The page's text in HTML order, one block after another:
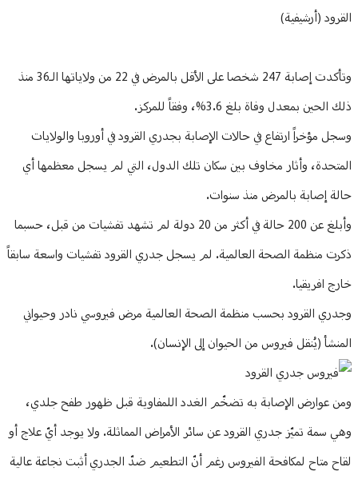
وتأكدت إصابة 247 شخصا على الأقل بالمرض في 22 من ولاياتها الـ36 منذ
ذلك الحين بمعدل وفاة بلغ 3.6%، وفقاً للمركز.
وسجل مؤخراً ارتفاع في حالات الإصابة بجدري القرود في أوروبا والولايات
المتحدة، وأثار مخاوف بين سكان تلك الدول، التي لم يسجل معظمها أي
حالة إصابة بالمرض منذ سنوات.
وأبلغ عن 200 حالة في أكثر من 20 دولة لم تشهد تفشيات من قبل، حسبما
ذكرت منظمة الصحة العالمية. لم يسجل جدري القرود تفشيات واسعة سابقاً
خارج افريقيا.
وجدري القرود بحسب منظمة الصحة العالمية مرض فيروسي نادر وحيواني
المنشأ (يُنقل فيروس من الحيوان إلى الإنسان).
ومن عوارض الإصابة به تضخّم الغدد اللمفاوية قبل ظهور طفح جلدي،
وهي سمة تميّز جدري القرود عن سائر الأمراض المماثلة. ولا يوجد أيّ علاج أو
لقاح متاح لمكافحة الفيروس رغم أنّ التطعيم ضدّ الجدري أثبت نجاعة عالية